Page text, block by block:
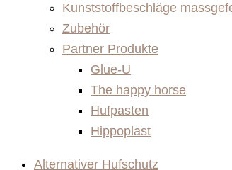
Kunststoffbeschläge
Zubehör
Partner Produkte
Glue-U
The happy horse
Hufpasten
Hippoplast
Alternativer Hufschutz